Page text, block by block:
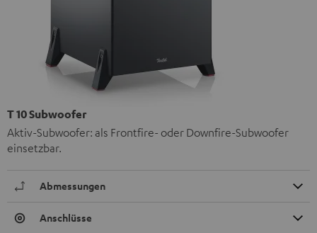
T 10 Subwoofer
Aktiv-Subwoofer: als Frontfire- oder Downfire-Subwoofer
einsetzbar.
Abmessungen
Anschlüsse